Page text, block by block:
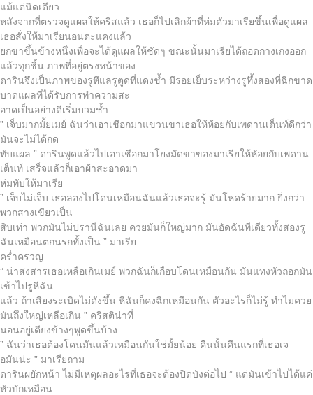
แม้แต่นิดเดียว
หลังจากที่ตรวจดูแผลให้คริสแล้ว เธอก็ไปเลิกผ้าที่ห่มตัวมาเรียขึ้นเพื่อดูแผล
เธอสั่งให้มาเรียนอนตะแคงแล้ว
ยกขาขึ้นข้างหนึ่งเพื่อจะได้ดูแผลให้ชัดๆ ขณะนั้นมาเรียได้ถอดกางเกงออก
แล้วทุกชิ้น ภาพที่อยู่ตรงหน้าของ
ดารินจึงเป็นภาพของรูหีแลรูตูดที่แดงช้ำ มีรอยเย็บระหว่างรูทึ้งสองที่ฉีกขาด
บาดแผลที่ได้รับการทำความสะ
อาดเป็นอย่างดีเริ่มบวมช้ำ
” เจ็บมากมั้ยเมย์ ฉันว่าเอาเชือกมาแขวนขาเธอให้ห้อยกับเพดานเต็นท์ดีกว่า
มันจะไม่ได้กด
ทับแผล ” ดารินพูดแล้วไปเอาเชือกมาโยงมัดขาของมาเรียให้หัอยกับเพดาน
เต็นท์ เสร็จแล้วก็เอาผ้าสะอาดมา
ห่มทับให้มาเรีย
” เจ็บไม่เจ็บ เธอลองไปโดนเหมือนฉันแล้วเธอจะรู้ มันโหดร้ายมาก ยิ่งกว่า
พวกสางเขียวเป็น
สิบเท่า พวกมันไม่ปรานีฉันเลย ควยมันก็ใหญ่มาก มันอัดฉันทีเดียวทั้งสองรู
ฉันเหมือนตกนรกทั้งเป็น ” มาเรีย
คร่ำครวญ
” น่าสงสารเธอเหลือเกินเมย์ พวกฉันก็เกือบโดนเหมือนกัน มันแทงหัวถอกมัน
เข้าไปรูหีฉัน
แล้ว ถ้าเสียงระเบิดไม่ดังขึ้น หีฉันก็คงฉีกเหมือนกัน ตัวอะไรก็ไม่รู้ ทำไมควย
มันถึงใหญ่เหลือเกิน ” คริสติน่าที่
นอนอยู่เตียงข้างๆพูดขึ้นบ้าง
” ฉันว่าเธอต้องโดนมันแล้วเหมือนกันใช่มั้ยน้อย คืนนั้นคืนแรกที่เธอเจ
อมันน่ะ ” มาเรียถาม
ดารินผยักหน้า ไม่มีเหตุผลอะไรที่เธอจะต้องปิดบังต่อไป ” แต่มันเข้าไปได้แค่
หัวบักเหมือน